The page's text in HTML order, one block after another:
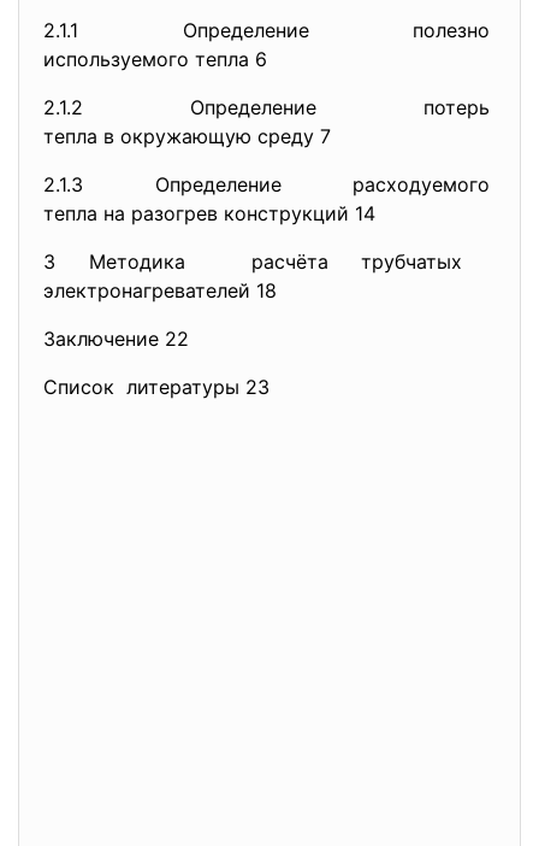
2.1.1 Определение полезно
используемого тепла 6
2.1.2 Определение потерь
тепла в окружающую среду 7
2.1.3 Определение расходуемого
тепла на разогрев конструкций 14
3 Методика расчёта трубчатых
электронагревателей 18
Заключение 22
Список литературы 23